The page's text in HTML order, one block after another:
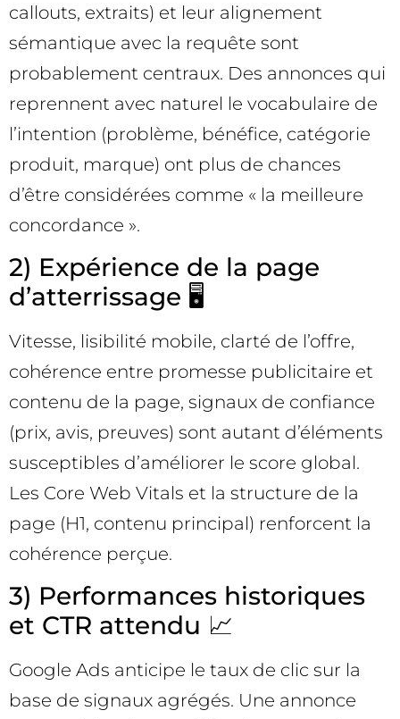
callouts, extraits) et leur alignement
sémantique avec la requête sont
probablement centraux. Des annonces qui
reprennent avec naturel le vocabulaire de
l’intention (problème, bénéfice, catégorie
produit, marque) ont plus de chances
d’être considérées comme « la meilleure
concordance ».
2) Expérience de la page
d’atterrissage 🖥️
Vitesse, lisibilité mobile, clarté de l’offre,
cohérence entre promesse publicitaire et
contenu de la page, signaux de confiance
(prix, avis, preuves) sont autant d’éléments
susceptibles d’améliorer le score global.
Les Core Web Vitals et la structure de la
page (H1, contenu principal) renforcent la
cohérence perçue.
3) Performances historiques
et CTR attendu 📈
Google Ads anticipe le taux de clic sur la
base de signaux agrégés. Une annonce